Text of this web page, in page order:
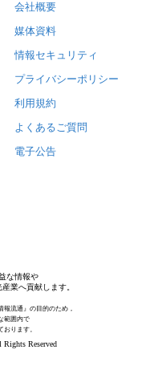
会社概要
媒体資料
情報セキュリティ
プライバシーポリシー
利用規約
よくあるご質問
電子公告
な情報や
業へ貢献します。
流通』の目的のため，
範囲内で
ります。
Reserved